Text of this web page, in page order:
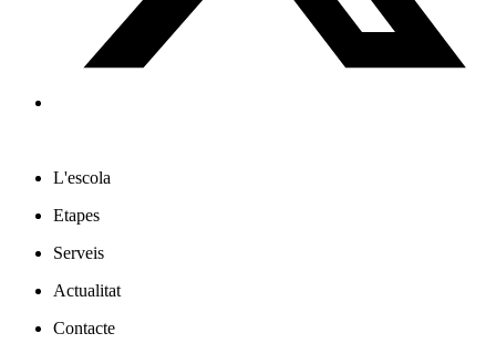
L'escola
Etapes
Serveis
Actualitat
Contacte